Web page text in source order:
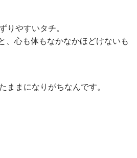
りやすいタチ。
、心も体もなかなかほどけないも
ままになりがちなんです。